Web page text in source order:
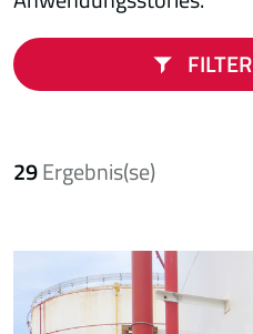
FILTER
29Ergebnis(se)